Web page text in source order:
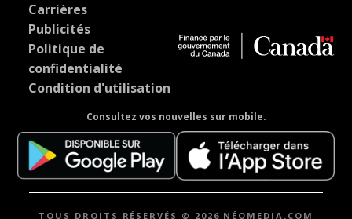
Carrières
Publicités
Politique de
confidentialité
Condition d'utilisation
Consultez vos nouvelles sur mobile.
TOUS DROITS RÉSERVÉS © 2026 NÉOMEDIA.COM